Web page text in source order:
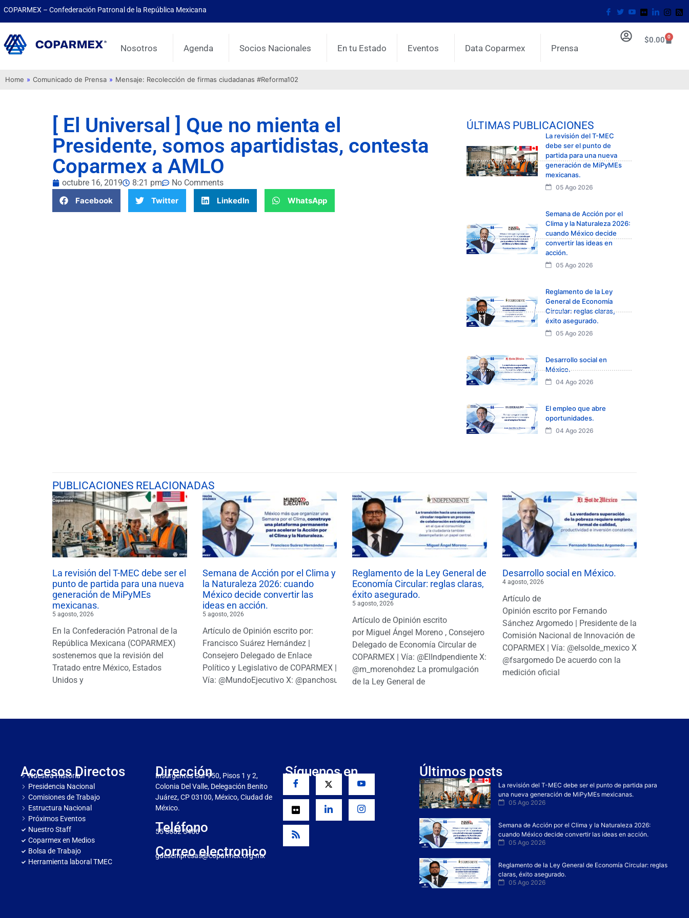
COPARMEX – Confederación Patronal de la República Mexicana
Nosotros Agenda Socios Nacionales En tu Estado Eventos Data Coparmex Prensa
$0.00 0
Home » Comunicado de Prensa » Mensaje: Recolección de firmas ciudadanas #Reforma102
[ El Universal ] Que no mienta el
Presidente, somos apartidistas, contesta
Coparmex a AMLO
octubre 16, 2019 8:21 pm
No Comments
Facebook
Twitter LinkedIn WhatsApp
ÚLTIMAS PUBLICACIONES
La revisión del T-MEC
debe ser el punto de
partida para una nueva
generación de MiPyMEs
mexicanas.
05 Ago 2026
Semana de Acción por el
Clima y la Naturaleza 2026:
cuando México decide
convertir las ideas en
acción.
05 Ago 2026
Reglamento de la Ley
General de Economía
Circular: reglas claras,
éxito asegurado.
05 Ago 2026
Desarrollo social en
México.
04 Ago 2026
El empleo que abre
oportunidades.
04 Ago 2026
PUBLICACIONES RELACIONADAS
La revisión del T-MEC debe ser el
punto de partida para una nueva
generación de MiPyMEs
mexicanas.
5 agosto, 2026
En la Confederación Patronal de la
República Mexicana (COPARMEX)
sostenemos que la revisión del
Tratado entre México, Estados
Unidos y
Semana de Acción por el Clima y
la Naturaleza 2026: cuando
México decide convertir las
ideas en acción.
5 agosto, 2026
Artículo de Opinión escrito por:
Francisco Suárez Hernández |
Consejero Delegado de Enlace
Político y Legislativo de COPARMEX |
Vía: @MundoEjecutivo X: @panchosuarezh
Reglamento de la Ley General de
Economía Circular: reglas claras,
éxito asegurado.
5 agosto, 2026
Artículo de Opinión escrito
por Miguel Ángel Moreno , Consejero
Delegado de Economía Circular de
COPARMEX | Vía: @ElIndpendiente X:
@m_morenohdez La promulgación
de la Ley General de
Desarrollo social en México.
4 agosto, 2026
Artículo de
Opinión escrito por Fernando
Sánchez Argomedo | Presidente de la
Comisión Nacional de Innovación de
COPARMEX | Vía: @elsolde_mexico X:
@fsargomedo De acuerdo con la
medición oficial
Accesos Directos
Nuestra Historia
Presidencia Nacional
Comisiones de Trabajo
Estructura Nacional
Próximos Eventos
Nuestro Staff
Coparmex en Medios
Bolsa de Trabajo
Herramienta laboral TMEC
Dirección
Insurgentes Sur 950, Pisos 1 y 2,
Colonia Del Valle, Delegación Benito
Juárez, CP 03100, México, Ciudad de
México.
Teléfono
55 5682 5466
Correo electronico
gdesempresas@coparmex.org.mx
Síguenos en Últimos posts
La revisión del T-MEC debe ser el punto de partida para
una nueva generación de MiPyMEs mexicanas.
05 Ago 2026
Semana de Acción por el Clima y la Naturaleza 2026:
cuando México decide convertir las ideas en acción.
05 Ago 2026
Reglamento de la Ley General de Economía Circular: reglas
claras, éxito asegurado.
05 Ago 2026